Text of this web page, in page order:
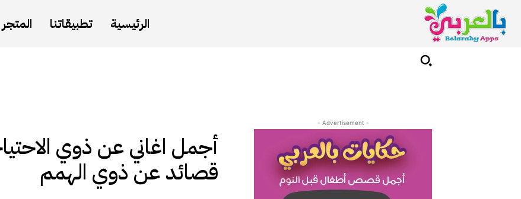
الرئيسية تطبيقاتنا المتجر
أجمل اغاني عن ذوي
قصائد عن ذوي الهمم
- Advertisement -